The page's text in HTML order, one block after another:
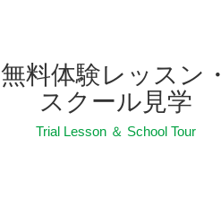
無料体験レッスン・
スクール見学
Trial Lesson ＆ School Tour